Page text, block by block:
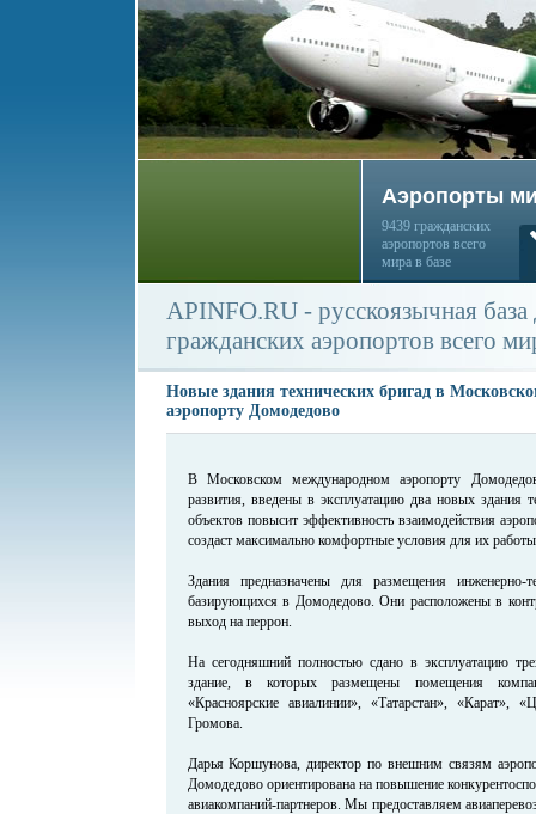
Аэропорты
9439 гражданских
аэропортов всего
мира в базе
APINFO.RU - русскоязычная
гражданских аэропортов всего
Новые здания технических бригад в
аэропорту Домодедово
В Московском международном аэропорту
развития, введены в эксплуатацию два новых здания
объектов повысит эффективность взаимодействия
создаст максимально комфортные условия для их
Здания предназначены для размещения инженерно-
базирующихся в Домодедово. Они расположены в
выход на перрон.
На сегодняшний полностью сдано в эксплуатацию
здание, в которых размещены помещения
«Красноярские авиалинии», «Татарстан», «Карат»,
Громова.
Дарья Коршунова, директор по внешним связям
Домодедово ориентирована на повышение
авиакомпаний-партнеров. Мы предоставляем